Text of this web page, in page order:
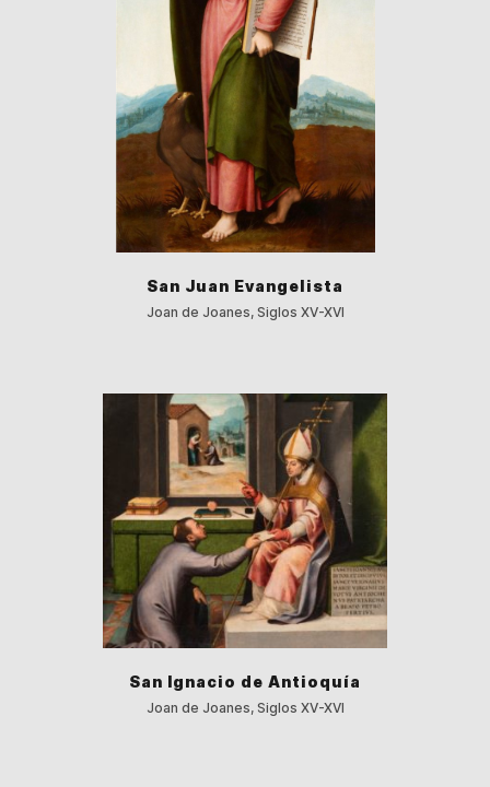
San Juan Evangelista
Joan de Joanes, Siglos XV-XVI
San Ignacio de Antioquía
Joan de Joanes, Siglos XV-XVI